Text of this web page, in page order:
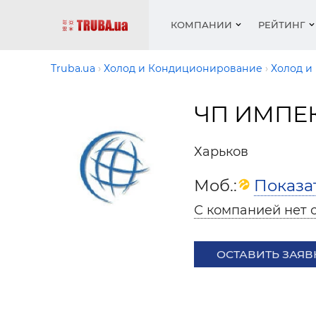
КОМПАНИИ
Котлы
РЕЙТИНГ
Работа
Разное
Холод,
Котлы
Монтаж
Акции
Фото
Truba.ua Холод и Кондиционирование Холод и
ЧП
Харьков
Моб.:
С компанией нет
ОСТАВИТЬ